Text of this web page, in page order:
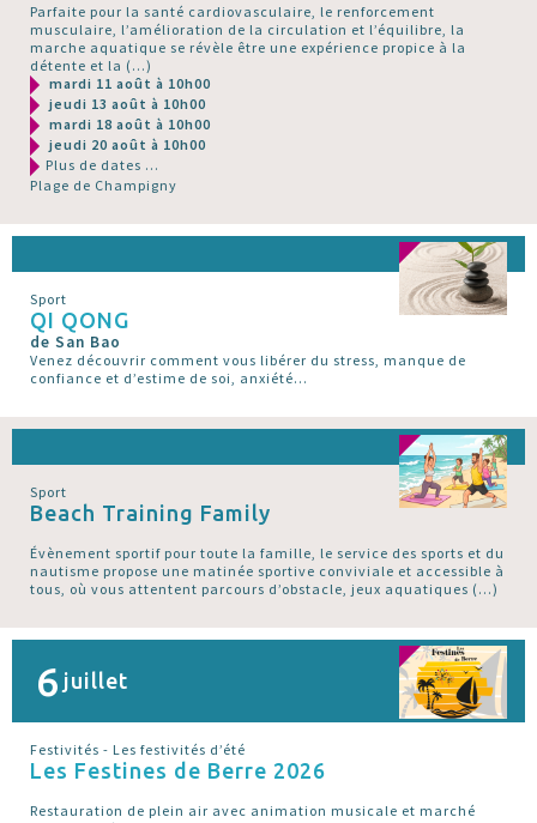
Parfaite pour la santé cardiovasculaire, le renforcement
musculaire, l’amélioration de la circulation et l’équilibre, la
marche aquatique se révèle être une expérience propice à la
détente et la (…)
mardi 11 août à 10h00
jeudi 13 août à 10h00
mardi 18 août à 10h00
jeudi 20 août à 10h00
Plus de dates ...
Plage de Champigny
Sport
QI QONG
de San Bao
Venez découvrir comment vous libérer du stress, manque de
confiance et d’estime de soi, anxiété...
Sport
Beach Training Family
Évènement sportif pour toute la famille, le service des sports et du
nautisme propose une matinée sportive conviviale et accessible à
tous, où vous attentent parcours d’obstacle, jeux aquatiques (…)
6 juillet
Festivités - Les festivités d’été
Les Festines de Berre 2026
Restauration de plein air avec animation musicale et marché